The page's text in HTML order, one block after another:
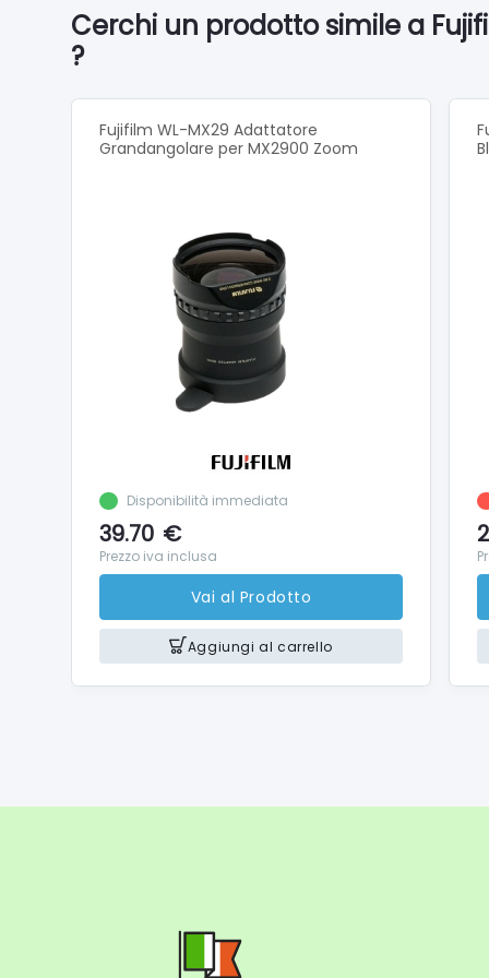
Per
stati
La
Ciò
come
stati
Ad
A
stati
(0,9
Cerchi un prodotto simile a
?
Fujifilm WL-MX29 Adattatore
Grandangolare per MX2900 Zoom
Disponibilità immediata
39.70 €
Prezzo iva inclusa
Vai al Prodotto
Aggiungi al carrello